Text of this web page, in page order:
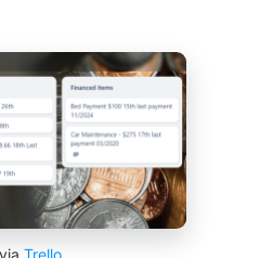
via Trello